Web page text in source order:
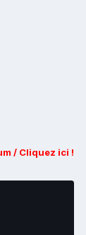
/ Cliquez ici !